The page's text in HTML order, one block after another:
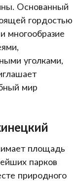
Основанный
гордостью
многообразие
уголками,
мир
площадь
парков
природного